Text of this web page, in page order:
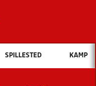
Hvad vil du søge efter?
OG NYHEDER
SPILLESTED KAMP